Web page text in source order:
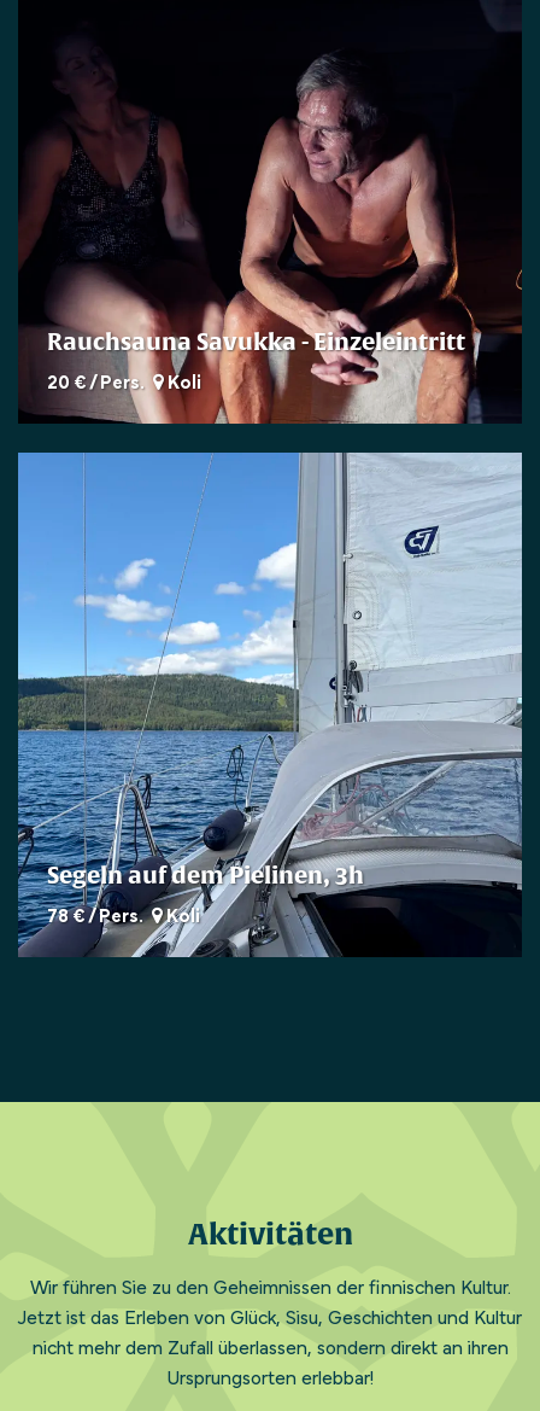
Rauchsauna Savukka - Einzeleintritt
20 € / Pers. Koli
Segeln auf dem Pielinen, 3h
78 € / Pers. Koli
Aktivitäten
Wir führen Sie zu den Geheimnissen der finnischen Kultur.
Jetzt ist das Erleben von Glück, Sisu, Geschichten und Kultur
nicht mehr dem Zufall überlassen, sondern direkt an ihren
Ursprungsorten erlebbar!